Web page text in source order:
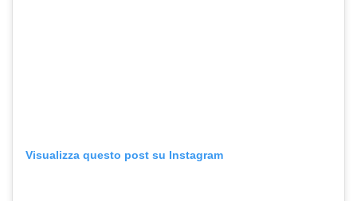
Visualizza questo post su Instagram